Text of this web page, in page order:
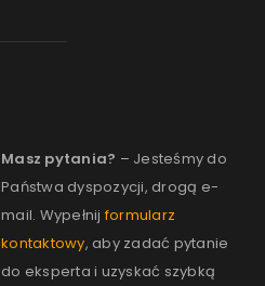
Masz pytania? – Jesteśmy do
Państwa dyspozycji, drogą e-
mail. Wypełnijformularz
kontaktowy, aby zadać pytanie
do eksperta i uzyskać szybką